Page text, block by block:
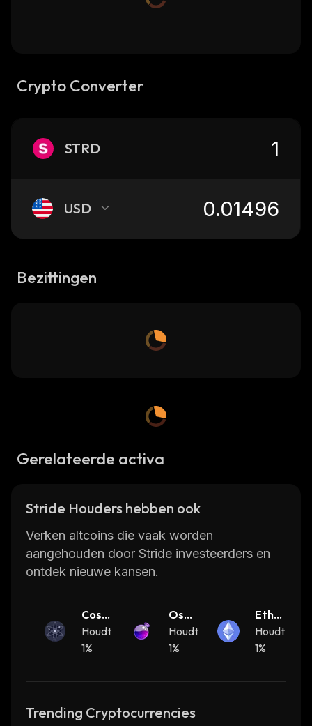
Crypto Converter
STRD
USD
Bezittingen
Gerelateerde activa
Stride Houders hebben ook
Verken altcoins die vaak worden
aangehouden door Stride investeerders en
ontdek nieuwe kansen.
Cosm
os Hu
b
Houdt
1%
Osm
osis
Houdt
1%
Ether
eum
Houdt
1%
Trending Cryptocurrencies